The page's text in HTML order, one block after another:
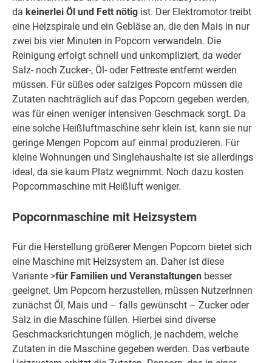
da keinerlei Öl und Fett nötig ist. Der Elektromotor treibt
eine Heizspirale und ein Gebläse an, die den Mais in nur
zwei bis vier Minuten in Popcorn verwandeln. Die
Reinigung erfolgt schnell und unkompliziert, da weder
Salz- noch Zucker-, Öl- oder Fettreste entfernt werden
müssen. Für süßes oder salziges Popcorn müssen die
Zutaten nachträglich auf das Popcorn gegeben werden,
was für einen weniger intensiven Geschmack sorgt. Da
eine solche Heißluftmaschine sehr klein ist, kann sie nur
geringe Mengen Popcorn auf einmal produzieren. Für
kleine Wohnungen und Singlehaushalte ist sie allerdings
ideal, da sie kaum Platz wegnimmt. Noch dazu kosten
Popcornmaschine mit Heißluft weniger.
Popcornmaschine mit Heizsystem
Für die Herstellung größerer Mengen Popcorn bietet sich
eine Maschine mit Heizsystem an. Daher ist diese
Variante >für Familien und Veranstaltungen besser
geeignet. Um Popcorn herzustellen, müssen NutzerInnen
zunächst Öl, Mais und – falls gewünscht – Zucker oder
Salz in die Maschine füllen. Hierbei sind diverse
Geschmacksrichtungen möglich, je nachdem, welche
Zutaten in die Maschine gegeben werden. Das verbaute